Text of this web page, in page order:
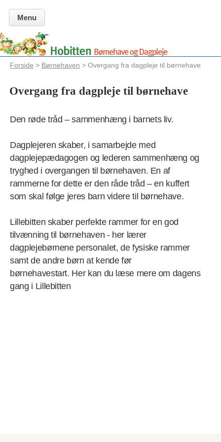
Menu
Forside > Børnehaven > Overgang fra dagpleje til børnehave
Overgang fra dagpleje til børnehave
Den røde tråd – sammenhæng i barnets liv.
Dagplejeren skaber, i samarbejde med
dagplejepædagogen og lederen sammenhæng og
tryghed i overgangen til børnehaven. En af
rammerne for dette er den råde tråd – en kuffert
som skal følge jeres barn videre til børnehave.
Lillebitten skaber perfekte rammer for en god
tilvænning til børnehaven - her lærer
dagplejebørnene personalet, de fysiske rammer
samt de andre børn at kende før
børnehavestart. Her kan du læse mere om dagens
gang i Lillebitten